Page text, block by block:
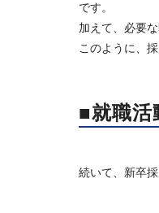
です。
加えて、必要
このように、
■就職活
続いて、新卒